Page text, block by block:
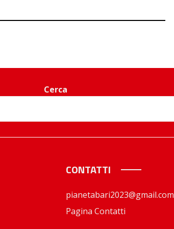
Cerca
CONTATTI
pianetabari2023@gmail.com
Pagina Contatti